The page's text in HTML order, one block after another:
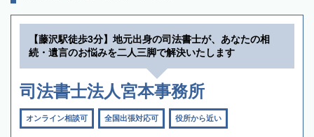
【藤沢駅徒歩3分】地元出身の司法書士が、あなたの相
続・遺言のお悩みを二人三脚で解決いたします
司法書士法人宮本事務所
オンライン相談可 全国出張対応可 役所から近い